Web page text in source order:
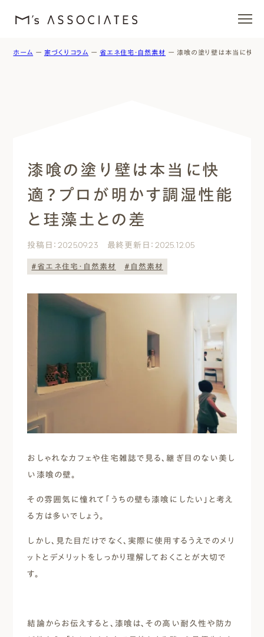
施工事例
モデルハウス
エムズのこと
0120-40-6613
まずは相談する[無料]
ファーストプランを試す
ホーム ー 家づくりコラム ー 省エネ住宅・自然素材 ー 漆喰の塗り壁は本当に快適
漆喰の塗り壁は本当に快
適？プロが明かす調湿性能
と珪藻土との差
投稿日：2025.09.23 最終更新日：2025.12.05
#省エネ住宅・自然素材 #自然素材
おしゃれなカフェや住宅雑誌で見る、継ぎ目のない美し
い漆喰の壁。
その雰囲気に憧れて「うちの壁も漆喰にしたい」と考え
る方は多いでしょう。
しかし、見た目だけでなく、実際に使用するうえでのメリ
ットとデメリットをしっかり理解しておくことが大切で
す。
結論からお伝えすると、漆喰は、その高い耐久性や防カ